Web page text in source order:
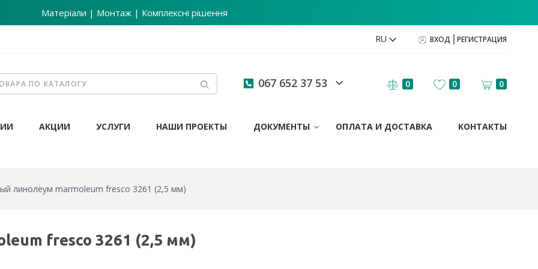
Матеріали | Монтаж | Комплексні рішення
RU ВХОД РЕГИСТРАЦИЯ
067 652 37 53 0 0 0
АКЦИИ УСЛУГИ НАШИ ПРОЕКТЫ ДОКУМЕНТЫ ОПЛАТА И ДОСТАВКА КОНТАКТЫ
линолеум marmoleum fresco 3261 (2,5 мм)
fresco 3261 (2,5 мм)